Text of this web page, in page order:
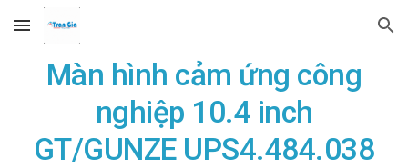
Skip to main content Skip to navigation
Màn hình cảm ứng công
nghiệp 10.4 inch
GT/GUNZE UPS4.484.038